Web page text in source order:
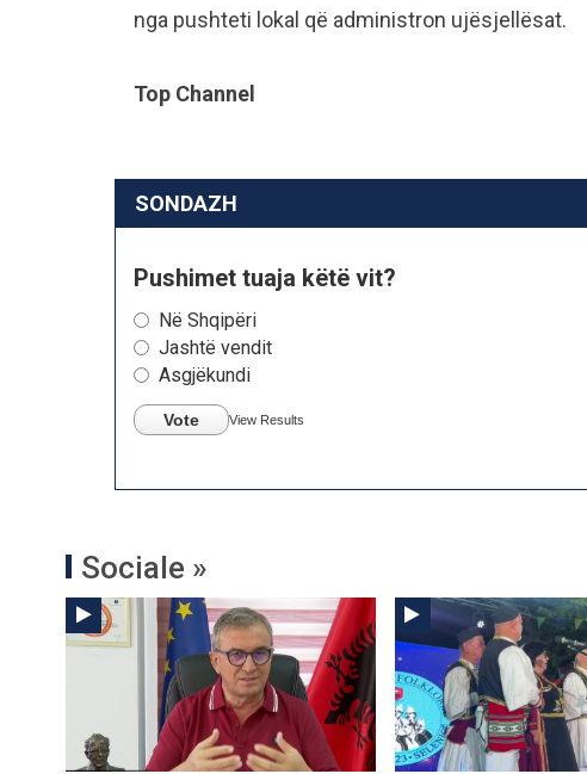
nga pushteti lokal që administron ujësjellësat.
Top Channel
SONDAZH
Pushimet tuaja këtë vit?
Në Shqipëri
Jashtë vendit
Asgjëkundi
Vote View Results
Sociale »